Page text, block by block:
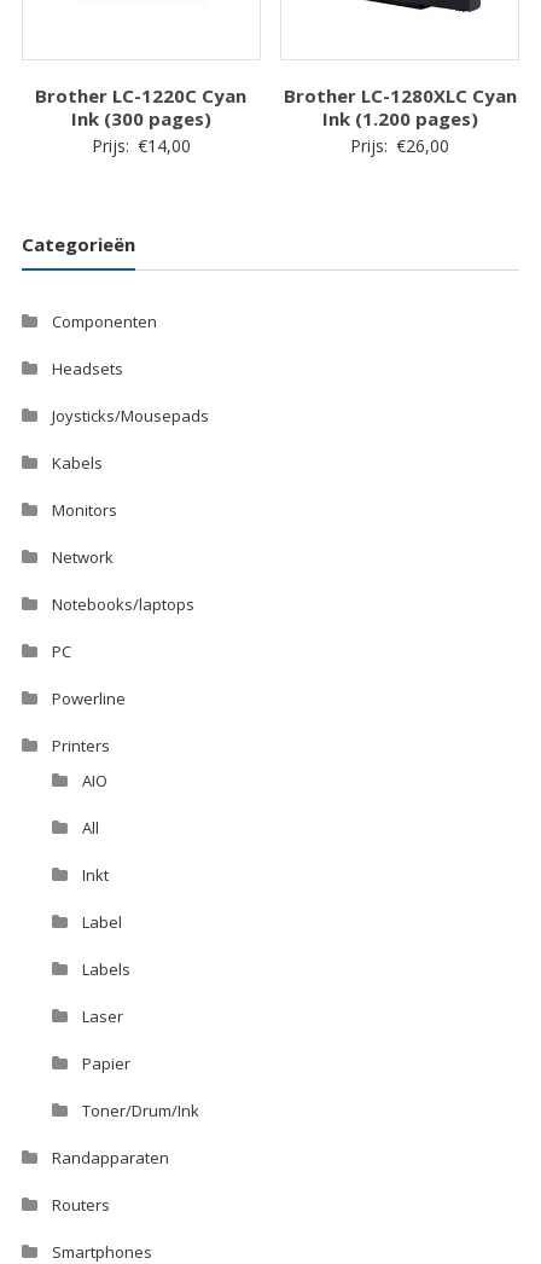
Brother LC-1220C Cyan
Ink (300 pages)
Prijs: €14,00
Brother LC-1280XLC Cyan
Ink (1.200 pages)
Prijs: €26,00
Categorieën
Componenten
Headsets
Joysticks/Mousepads
Kabels
Monitors
Network
Notebooks/laptops
PC
Powerline
Printers
AIO
All
Inkt
Label
Labels
Laser
Papier
Toner/Drum/Ink
Randapparaten
Routers
Smartphones